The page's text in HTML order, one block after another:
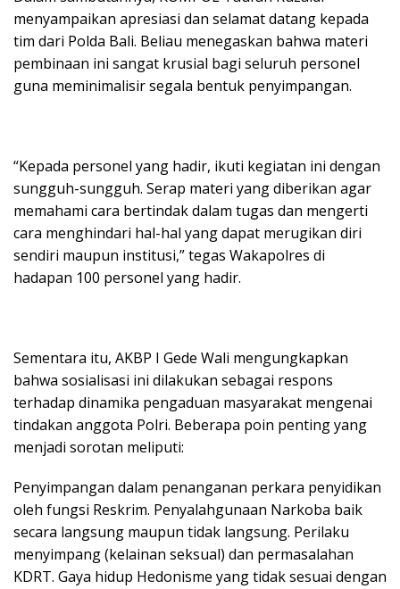
menyampaikan apresiasi dan selamat datang kepada
tim dari Polda Bali. Beliau menegaskan bahwa materi
pembinaan ini sangat krusial bagi seluruh personel
guna meminimalisir segala bentuk penyimpangan.
“Kepada personel yang hadir, ikuti kegiatan ini dengan
sungguh-sungguh. Serap materi yang diberikan agar
memahami cara bertindak dalam tugas dan mengerti
cara menghindari hal-hal yang dapat merugikan diri
sendiri maupun institusi,” tegas Wakapolres di
hadapan 100 personel yang hadir.
Sementara itu, AKBP I Gede Wali mengungkapkan
bahwa sosialisasi ini dilakukan sebagai respons
terhadap dinamika pengaduan masyarakat mengenai
tindakan anggota Polri. Beberapa poin penting yang
menjadi sorotan meliputi:
Penyimpangan dalam penanganan perkara penyidikan
oleh fungsi Reskrim. Penyalahgunaan Narkoba baik
secara langsung maupun tidak langsung. Perilaku
menyimpang (kelainan seksual) dan permasalahan
KDRT. Gaya hidup Hedonisme yang tidak sesuai dengan